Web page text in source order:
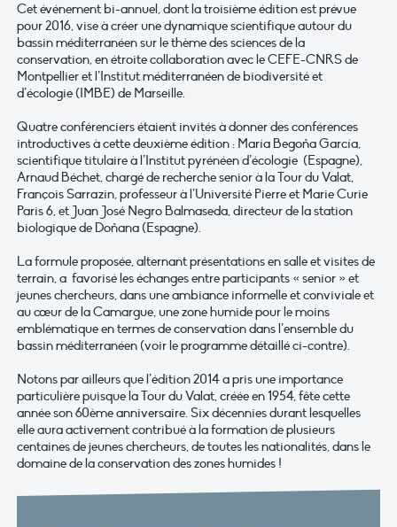
Cet événement bi-annuel, dont la troisième édition est prévue
pour 2016, vise à créer une dynamique scientifique autour du
bassin méditerranéen sur le thème des sciences de la
conservation, en étroite collaboration avec le CEFE-CNRS de
Montpellier et l’Institut méditerranéen de biodiversité et
d’écologie (IMBE) de Marseille.
Quatre conférenciers étaient invités à donner des conférences
introductives à cette deuxième édition : María Begoña García,
scientifique titulaire à l’Institut pyrénéen d’écologie (Espagne),
Arnaud Béchet, chargé de recherche senior à la Tour du Valat,
François Sarrazin, professeur à l’Université Pierre et Marie Curie
Paris 6, et Juan José Negro Balmaseda, directeur de la station
biologique de Doñana (Espagne).
La formule proposée, alternant présentations en salle et visites de
terrain, a favorisé les échanges entre participants « senior » et
jeunes chercheurs, dans une ambiance informelle et conviviale et
au cœur de la Camargue, une zone humide pour le moins
emblématique en termes de conservation dans l’ensemble du
bassin méditerranéen (voir le programme détaillé ci-contre).
Notons par ailleurs que l’édition 2014 a pris une importance
particulière puisque la Tour du Valat, créée en 1954, fête cette
année son 60ème anniversaire. Six décennies durant lesquelles
elle aura activement contribué à la formation de plusieurs
centaines de jeunes chercheurs, de toutes les nationalités, dans le
domaine de la conservation des zones humides !